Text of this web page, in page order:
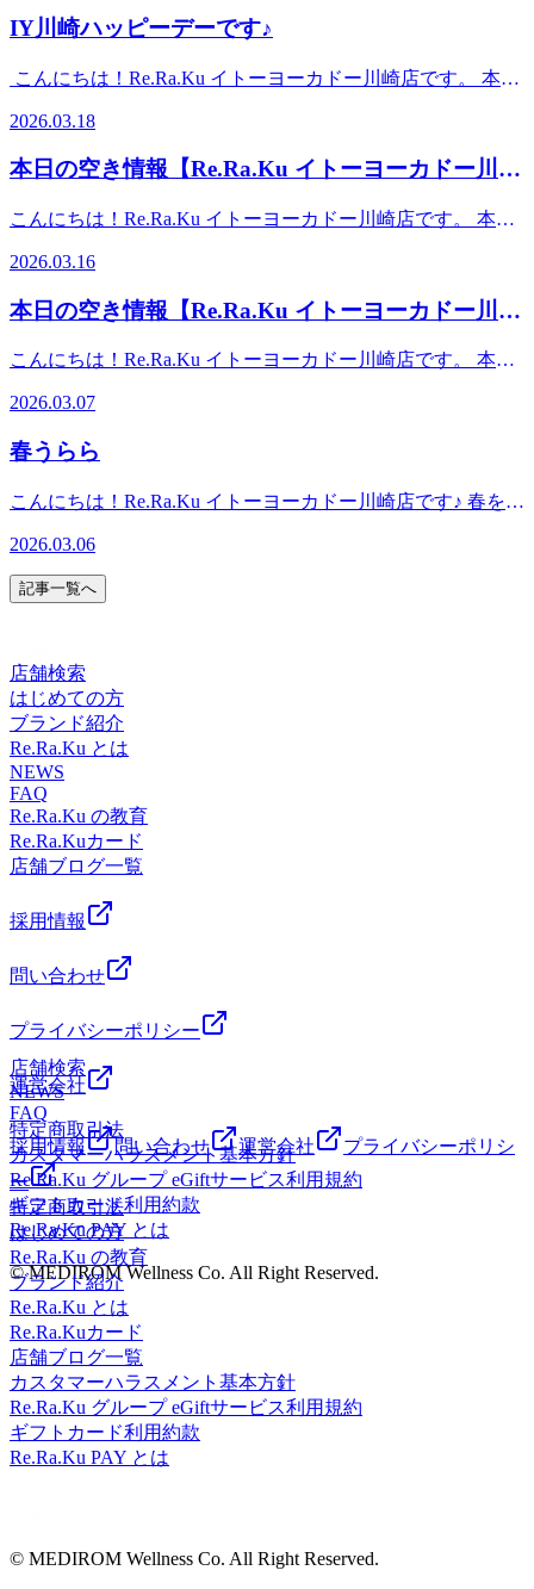
近隣店舗のページへのリンクなど詳細はページ下部をご覧く
Re.Ra.Ku キテラプラザ青葉台店・Re.Ra.Ku シァルプラット
ますが、最後まで心を込めてお客様をお迎えいたします。そ
して引き続きRe.Ra.Kuをご利用いただけますよう、何卒よろ
しくお願い申し上げます。【店舗案内】Re.Ra.Ku イトーヨ
ーカドー川崎店営業時間 10:00-20:00（最終受付 19:15）TEL
044-589-7315〒210-0843 神奈川県川崎市川崎区小田栄2-2-1
イトーヨーカドー川崎店2F（赤ちゃん休憩室横）【アクセ
ス40系統乗車、「小田栄」下車◎電車 JR「浜川崎駅」徒
歩10分。JR「小田栄駅」徒歩5分。◎車 JR川崎駅、京急川
崎駅より車で10分。イトーヨーカドー川崎専用駐車場あり。
川崎店、ゴルフファイブ川崎店横
2-2-1イトーヨーカドー川崎店2F（赤ちゃん休憩室横）【ア
クセス】◎バス 「川崎駅」から東口6番バス乗場、川崎市
営バス40系統乗車、「小田栄」下車◎電車 JR「浜川崎
京急川崎駅より車で10分。イトーヨーカドー川崎専用駐車場
ツデポ川崎店、ゴルフファイブ川崎店横
りしたり、疲れでぐったりしたり、そんな春のお悩みに、ぜ
ひリラクのボディケアをご活用ください。期間限定の極上セ
みましょう♪では、本日の予約状況のご案内です！ 【ご案内
可能時間】11：00～15：3016：00～18：10 お時間帯によっ
ては2名様同時のご案内も可能となっております！(ペア利用
の場合は、事前にお電話にてお問い合わせくださいま
せ。) また、予約状況はその都度変わる可能性があります。
空き時間の枠がない場合でもお電話にてご案内可能な場合も
話かWebからのご予約がオススメです。スタッフ一同、心よ
カドー川崎店営業時間 10:00-20:00（最終受付 19:15）TEL
イトーヨーカドー川崎店2F（赤ちゃん休憩室横） 【アクセ
ス40系統乗車、「小田栄」下車◎電車 JR「浜川崎駅」徒
歩10分。JR「小田栄駅」徒歩5分。◎車 JR川崎駅、京急川
崎駅より車で10分。イトーヨーカドー川崎専用駐車場あり。
イトーヨーカドー川崎店（旧エスパ川崎）2階スポーツデポ
川崎店、ゴルフファイブ川崎店横
IY川崎ハッピーデーです♪
こんにちは！Re.Ra.Ku イトーヨーカドー川崎店です。 本日
イトーヨーカドー川崎店はイトーヨーカドー内にあるためハ
ッピーデーではナナコがポイントが通常よりお得にたまりま
す！お買い物ついでに寒さで凝り固まったお体をほぐしてみ
す！ 【ご案内可能時間】 15：50～19：30 また、予約状況は
その都度変わる可能性があります。空き時間の枠がない場合
お問合せくださいませ。事前にお電話かWebからのご予約が
オススメです。スタッフ一同、心よりお待ちしております
♪♪【店舗案内】Re.Ra.Ku イトーヨーカドー川崎店営業時間
神奈川県川崎市川崎区小田栄2-2-1イトーヨーカドー川崎店
から東口6番バス乗場、川崎市営バス40系統乗車、「小田
駅」徒歩5分。◎車 JR川崎駅、京急川崎駅より車で10分。
崎店（旧エスパ川崎）2階スポーツデポ川崎店、ゴルフファ
イブ川崎店横
2026.03.18
本日の空き情報【Re.Ra.Ku イトーヨーカドー川崎
こんにちは！Re.Ra.Ku イトーヨーカドー川崎店です。 本日
20：00 また、予約状況はその都度変わる可能性がありま
す。空き時間の枠がない場合でもお電話にてご案内可能な場
合もございますのでお気軽にお問合せくださいませ。事前に
心よりお待ちしております♪♪【店舗案内】Re.Ra.Ku イトー
ヨーカドー川崎店営業時間 10:00-20:00（最終受付 19:15）
2-2-1イトーヨーカドー川崎店2F（赤ちゃん休憩室横）【ア
クセス】◎バス 「川崎駅」から東口6番バス乗場、川崎市
営バス40系統乗車、「小田栄」下車◎電車 JR「浜川崎
京急川崎駅より車で10分。イトーヨーカドー川崎専用駐車場
ツデポ川崎店、ゴルフファイブ川崎店横
2026.03.16
本日の空き情報【Re.Ra.Ku イトーヨーカドー川崎
こんにちは！Re.Ra.Ku イトーヨーカドー川崎店です。 本日
ますので、今日がチャンスです★ 【ご案内可能時間】11：
00～20：00お時間帯によっては2名様同時のご案内も可能と
なっております！(ペア利用の場合は、事前にお電話にてお
る可能性があります。空き時間の枠がない場合でもお電話に
てご案内可能な場合もございますのでお気軽にお問合せくだ
さいませ。事前にお電話かWebからのご予約がオススメで
す。スタッフ一同、心よりお待ちしております♪♪【店舗案
内】Re.Ra.Ku イトーヨーカドー川崎店営業時間 10:00-
川県川崎市川崎区小田栄2-2-1イトーヨーカドー川崎店
2F（赤ちゃん休憩室横）【アクセス】◎バス 「川崎駅」
から東口6番バス乗場、川崎市営バス40系統乗車、「小田
栄」下車◎電車 JR「浜川崎駅」徒歩10分。JR「小田栄
駅」徒歩5分。◎車 JR川崎駅、京急川崎駅より車で10分。
イトーヨーカドー川崎専用駐車場あり。イトーヨーカドー川
崎店（旧エスパ川崎）2階スポーツデポ川崎店、ゴルフファ
イブ川崎店横
2026.03.07
春うらら
こんにちは！Re.Ra.Ku イトーヨーカドー川崎店です♪ 春を感
差や気圧の変化で自律神経が乱れやすい季節です。春バテや
寒暖差疲労など心身に様々な不調など感じる方もいらっしゃ
るかと思います。乱れた自律神経を整えるのにRe.Ra.Kuを活
約状況のご案内です☆彡 【ご案内可能時間】10：00～20：
00お時間帯によっては2名様同時のご案内も可能となってお
ります！(ペア利用の場合は、事前にお電話にてお問い合わ
せくださいませ。) また、予約状況はその都度変わる可能性
があります。空き時間の枠がない場合でもお電話にてご案内
可能な場合もございますのでお気軽にお問合せくださいま
せ。事前にお電話かWebからのご予約がオススメです。スタ
ッフ一同、心よりお待ちしております♪♪【店舗案内】
Re.Ra.Ku イトーヨーカドー川崎店営業時間 10:00-20:00（最
終受付 19:15）TEL 044-589-7315〒210-0843 神奈川県川崎
市川崎区小田栄2-2-1イトーヨーカドー川崎店2F（赤ちゃん
休憩室横）【アクセス】◎バス 「川崎駅」から東口6番バ
ス乗場、川崎市営バス40系統乗車、「小田栄」下車◎電車
JR川崎駅、京急川崎駅より車で10分。イトーヨーカドー川
崎）2階スポーツデポ川崎店、ゴルフファイブ川崎店横
2026.03.06
記事一覧へ
店舗検索
はじめての方
ブランド紹介
Re.Ra.Ku とは
NEWS
FAQ
Re.Ra.Ku の教育
Re.Ra.Kuカード
店舗ブログ一覧
採用情報
問い合わせ
プライバシーポリシー
運営会社
特定商取引法
カスタマーハラスメント基本方針
Re.Ra.Ku グループ eGiftサービス利用規約
ギフトカード利用約款
Re.Ra.Ku PAY とは
© MEDIROM Wellness Co. All Right Reserved.
店舗検索
NEWS
FAQ
採用情報
問い合わせ 運営会社
プライバシーポリシ
ー
特定商取引法
はじめての方
Re.Ra.Ku の教育
ブランド紹介
Re.Ra.Ku とは
Re.Ra.Kuカード
店舗ブログ一覧
カスタマーハラスメント基本方針
Re.Ra.Ku グループ eGiftサービス利用規約
ギフトカード利用約款
Re.Ra.Ku PAY とは
© MEDIROM Wellness Co. All Right Reserved.